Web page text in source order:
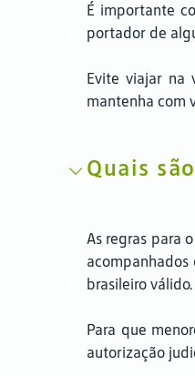
É importante
portador de
Evite viajar na
mantenha com
Quais
As regras para
acompanhados
brasileiro válido.
Para que
autorização